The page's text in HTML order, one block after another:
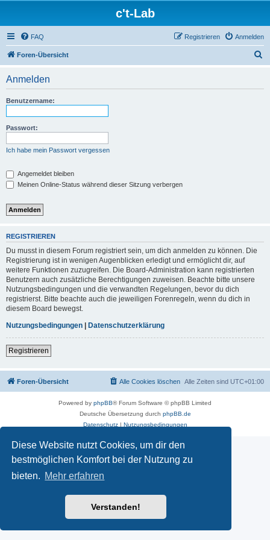
Diese Website nutzt Cookies, um dir den
bestmöglichen Komfort bei der Nutzung zu
bieten. Mehr erfahren
Verstanden!
c't-Lab
FAQ Anmelden
Registrieren
Foren-Übersicht
Anmelden
Benutzername:
Passwort:
Ich habe mein Passwort vergessen
Angemeldet bleiben
Meinen Online-Status während dieser Sitzung verbergen
REGISTRIEREN
Du musst in diesem Forum registriert sein, um dich anmelden zu können. Die
Registrierung ist in wenigen Augenblicken erledigt und ermöglicht dir, auf
weitere Funktionen zuzugreifen. Die Board-Administration kann registrierten
Benutzern auch zusätzliche Berechtigungen zuweisen. Beachte bitte unsere
Nutzungsbedingungen und die verwandten Regelungen, bevor du dich
registrierst. Bitte beachte auch die jeweiligen Forenregeln, wenn du dich in
diesem Board bewegst.
Nutzungsbedingungen | Datenschutzerklärung
Registrieren
Foren-Übersicht Alle Zeiten sind UTC+01:00
Alle Cookies löschen
Powered by phpBB® Forum Software © phpBB Limited
Deutsche Übersetzung durch phpBB.de
Datenschutz| Nutzungsbedingungen